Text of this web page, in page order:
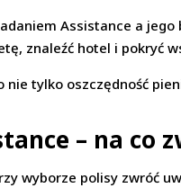
Assistance a
znaleźć hotel i pokryć
tylko oszczędność
– na co
wyborze polisy zwróć